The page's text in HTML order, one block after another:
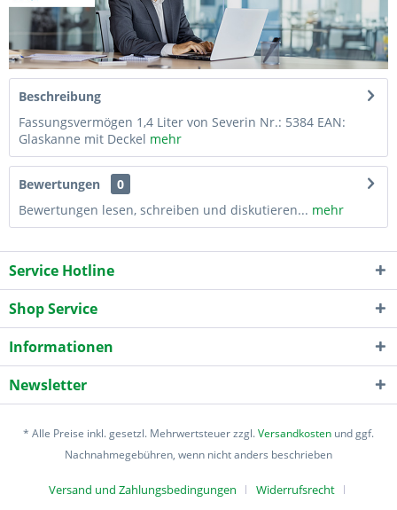
Beschreibung
Fassungsvermögen 1,4 Liter von Severin Nr.: 5384 EAN:
Glaskanne mit Deckel mehr
Bewertungen
0
Bewertungen lesen, schreiben und diskutieren... mehr
Service Hotline
Shop Service
Informationen
Newsletter
* Alle Preise inkl. gesetzl. Mehrwertsteuer zzgl.Versandkosten und ggf.
Nachnahmegebühren, wenn nicht anders beschrieben
Versand und Zahlungsbedingungen Widerrufsrecht